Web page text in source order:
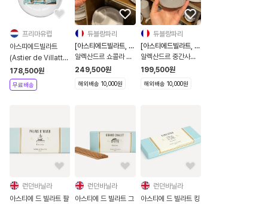
프리마유럽
아스띠에드빌라트
(Astier de Villatte)
Brown Horse Dish
[관부가세포함]
178,500원
무료배송
듀블랑파리
[아스티에드빌라트, 해
외직구]
알렉산드르 쇼콜라 잔
- TSSALX2
249,500원
해외배송 10,000원
듀블랑파리
[아스티에드빌라트, 해
외직구]
알렉산드르 중간사이
즈 볼 - CPBALX1
199,500원
해외배송 10,000원
런던바닐라
아스티에 드 빌라트 팔
런던바닐라
아스티에 드 빌라트 그
런던바닐라
아스티에 드 빌라트 킹